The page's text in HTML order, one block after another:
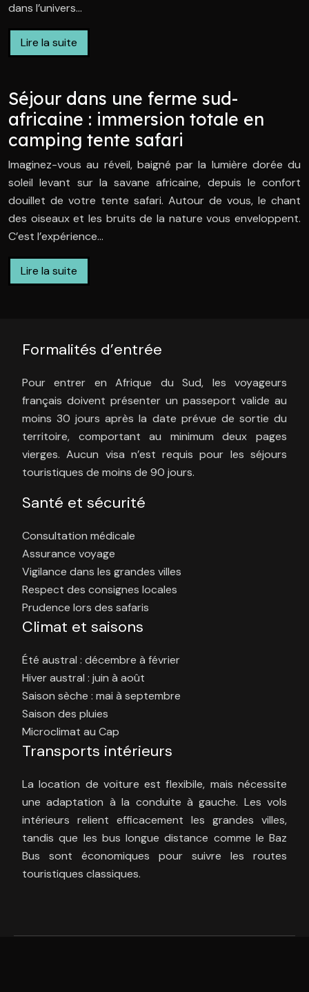
dans l’univers…
Lire la suite
Séjour dans une ferme sud-
africaine : immersion totale en
camping tente safari
Imaginez-vous au réveil, baigné par la lumière dorée du
soleil levant sur la savane africaine, depuis le confort
douillet de votre tente safari. Autour de vous, le chant
des oiseaux et les bruits de la nature vous enveloppent.
C’est l’expérience…
Lire la suite
Formalités d’entrée
Pour entrer en Afrique du Sud, les voyageurs
français doivent présenter un passeport valide au
moins 30 jours après la date prévue de sortie du
territoire, comportant au minimum deux pages
vierges. Aucun visa n’est requis pour les séjours
touristiques de moins de 90 jours.
Santé et sécurité
Consultation médicale
Assurance voyage
Vigilance dans les grandes villes
Respect des consignes locales
Prudence lors des safaris
Climat et saisons
Été austral : décembre à février
Hiver austral : juin à août
Saison sèche : mai à septembre
Saison des pluies
Microclimat au Cap
Transports intérieurs
La location de voiture est flexibile, mais nécessite
une adaptation à la conduite à gauche. Les vols
intérieurs relient efficacement les grandes villes,
tandis que les bus longue distance comme le Baz
Bus sont économiques pour suivre les routes
touristiques classiques.